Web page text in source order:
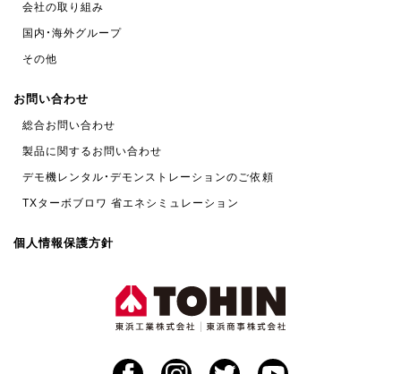
会社の取り組み
国内・海外グループ
その他
お問い合わせ
総合お問い合わせ
製品に関するお問い合わせ
デモ機レンタル・デモンストレーションのご依頼
TXターボブロワ 省エネシミュレーション
個人情報保護方針